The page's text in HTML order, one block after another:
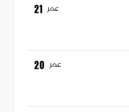
عمر 21
عمر 20